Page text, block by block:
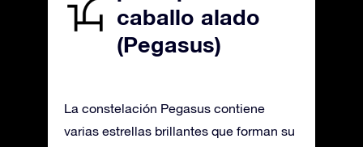
caballo alado
(Pegasus)
La constelación Pegasus contiene
varias estrellas brillantes que forman su